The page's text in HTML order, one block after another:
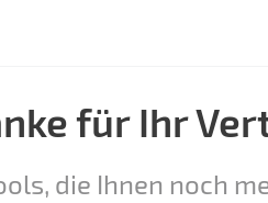
für Ihr
die Ihnen noch